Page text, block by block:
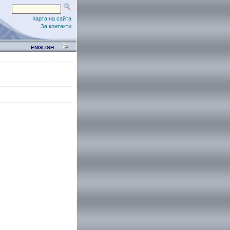
Карта на сайта
За контакти
ENGLISH